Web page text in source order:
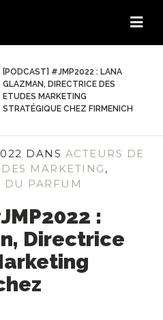
[PODCAST] #JMP2022 : LANA
GLAZMAN, DIRECTRICE DES
ETUDES MARKETING
STRATÉGIQUE CHEZ FIRMENICH
DANS ACTEURS DE
MARKETING ,
PARFUM
:
Directrice